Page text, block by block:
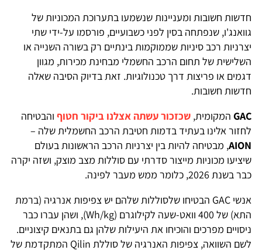
חדשות חשובות ומעניינות שנשמעו בתערוכת המכוניות של
גוואנג'ו, שנפתחה בסין לפני כשבועיים, פורסמו על-ידי שתי
יצרניות רכב סיניות שממוקמות בינתיים רק בשורה השנייה או
השלישית של תחום הרכב החשמלי מבחינת מכירות, מגוון
דגמים או פריצות דרך טכנולוגיות. זאת בדיוק הסיבה שאלה
חדשות חשובות.
GAC המקומית, שכזכור עשתה אצלנו ביקור חטוף והבטיחה
לחזור אלינו בעתיד בדמות חטיבת הרכב החשמלית שלה –
AION, מבטיחה להיות בין יצרניות הרכב הראשונות בעולם
שיציעו מכוניות מייצור סדרתי עם סוללות מצב מוצק, ושזה יקרה
כבר בשנת 2026, כלומר ממש מעבר לפינה.
אנשי GAC הבטיחו שלסוללות שלהם יש צפיפות אנרגיה (ברמת
התא) של 400 וואט-שעה לקילוגרם (Wh/kg), ושהן עברו כבר
ניסויים מפרכים והוכיחו את היעילות שלהן גם בתנאים קיצוניים.
לשם השוואה, צפיפות האנרגיה של סוללת Qilin המתקדמת של